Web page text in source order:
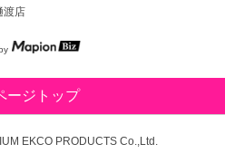
渡店
ージトップ
EKCO PRODUCTS Co.,Ltd.